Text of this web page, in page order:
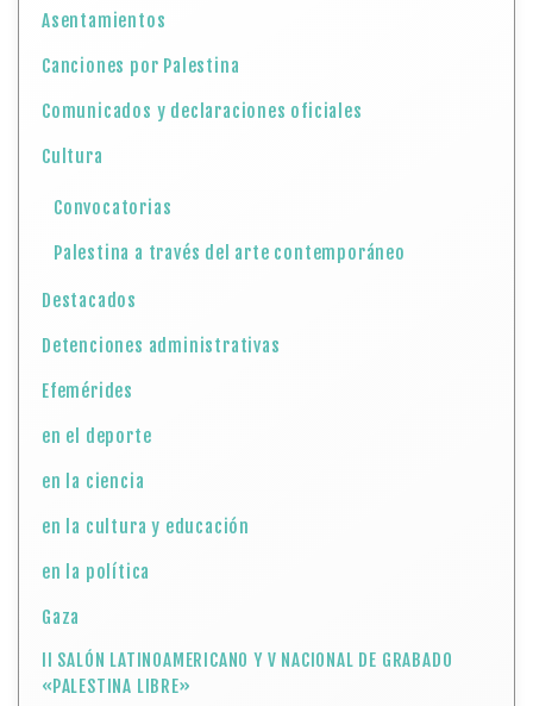
Asentamientos
Canciones por Palestina
Comunicados y declaraciones oficiales
Cultura
Convocatorias
Palestina a través del arte contemporáneo
Destacados
Detenciones administrativas
Efemérides
en el deporte
en la ciencia
en la cultura y educación
en la política
Gaza
II SALÓN LATINOAMERICANO Y V NACIONAL DE GRABADO
«PALESTINA LIBRE»